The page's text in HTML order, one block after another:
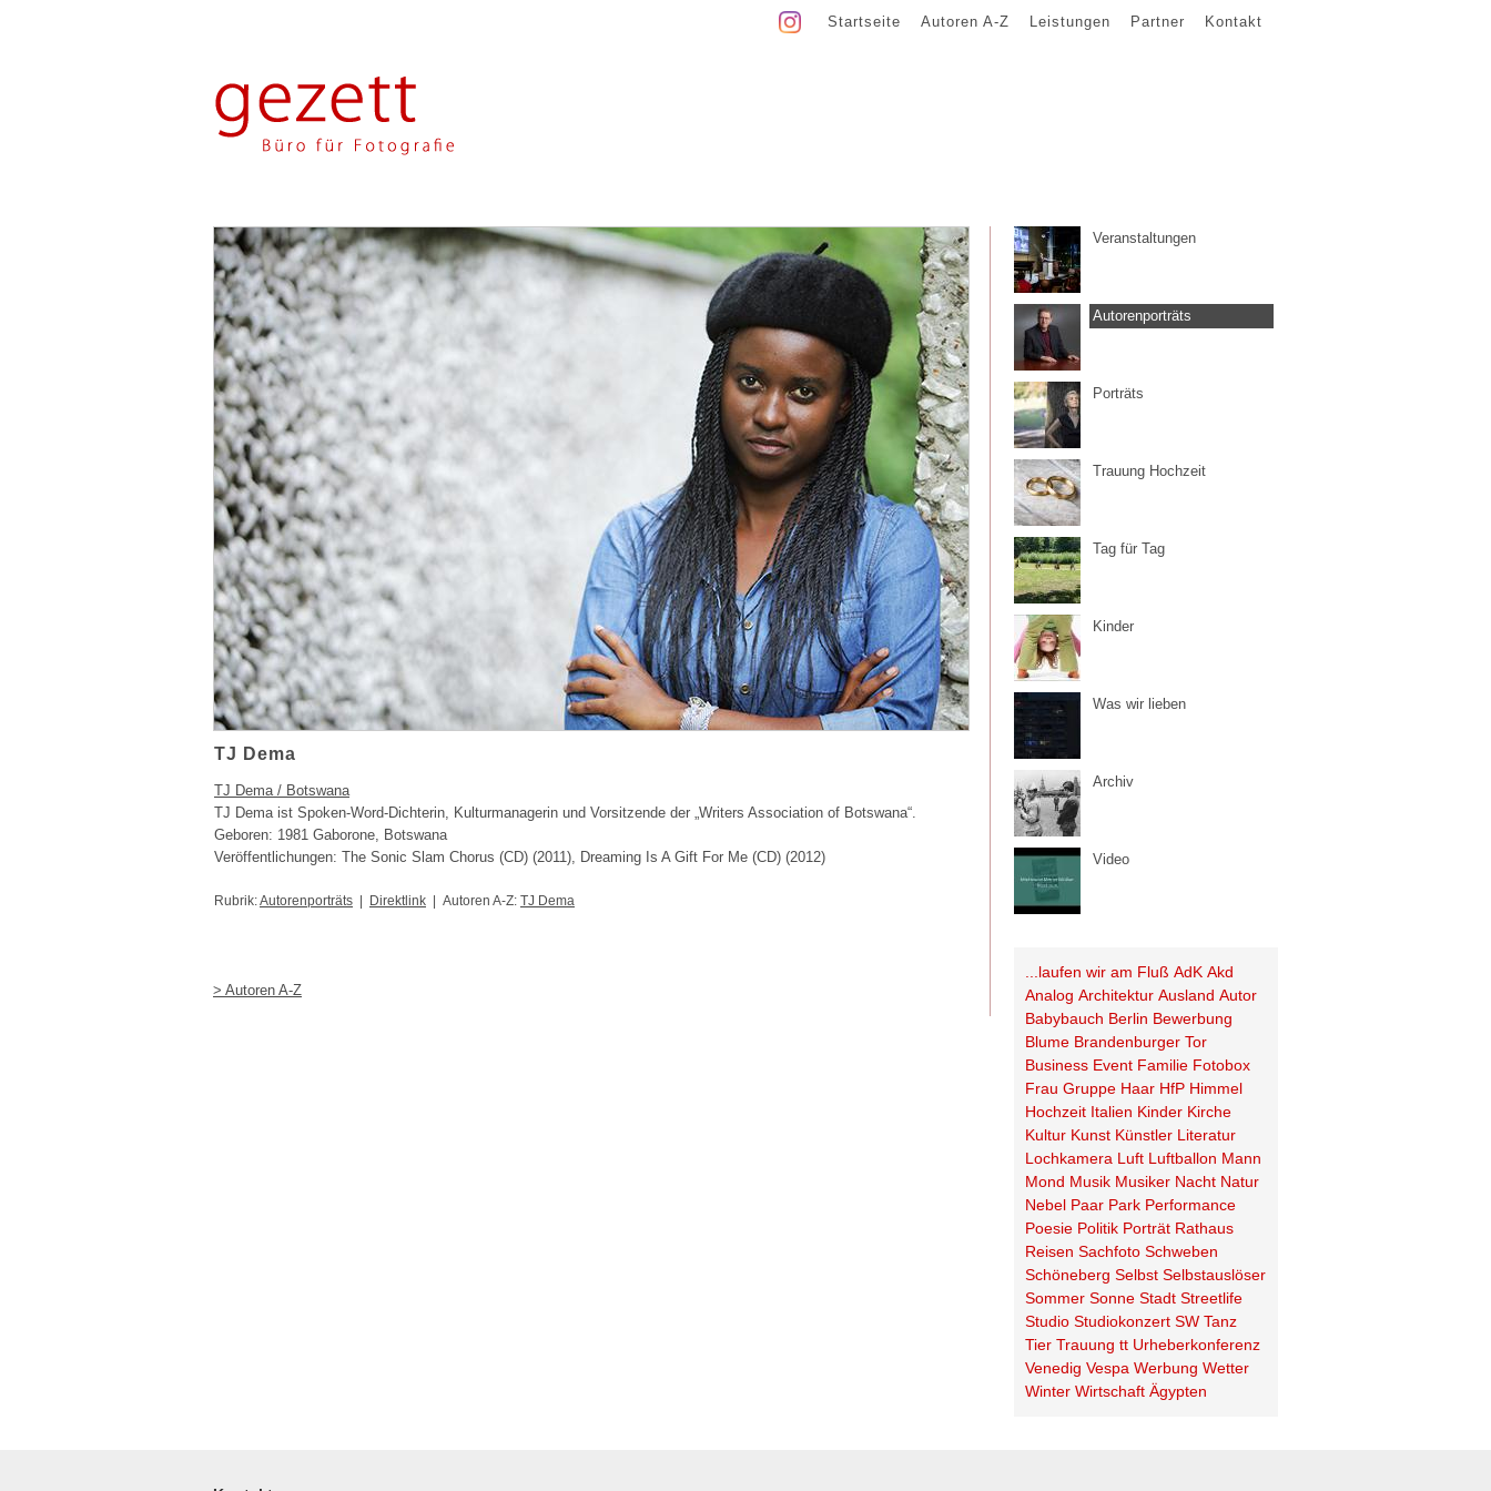
Startseite Autoren A-Z Leistungen Partner Kontakt
TJ Dema
TJ Dema / Botswana
TJ Dema ist Spoken-Word-Dichterin, Kulturmanagerin und Vorsitzende der „Writers Association of Botswana“.
Geboren: 1981 Gaborone, Botswana
Veröffentlichungen: The Sonic Slam Chorus (CD) (2011), Dreaming Is A Gift For Me (CD) (2012)
Rubrik:Autorenporträts Direktlink | Autoren A-Z: TJ Dema
> Autoren A-Z
Veranstaltungen
Autorenporträts
Porträts
Trauung Hochzeit
Tag für Tag
Kinder
Was wir lieben
Archiv
Video
...laufen wir am Fluß AdK Akd
Analog Architektur Ausland Autor
Babybauch Berlin Bewerbung
Blume Brandenburger Tor
Business Event Familie Fotobox
Frau Gruppe Haar HfP Himmel
Hochzeit Italien Kinder Kirche
Kultur Kunst Künstler Literatur
Lochkamera Luft Luftballon Mann
Mond Musik Musiker Nacht Natur
Nebel Paar Park Performance
Poesie Politik Porträt Rathaus
Reisen Sachfoto Schweben
Schöneberg Selbst Selbstauslöser
Sommer Sonne Stadt Streetlife
Studio Studiokonzert SW Tanz
Tier Trauung tt Urheberkonferenz
Venedig Vespa Werbung Wetter
Winter Wirtschaft Ägypten